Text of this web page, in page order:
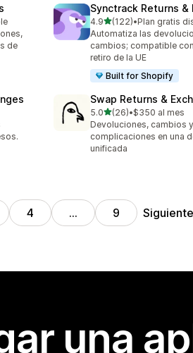
de
Synctrack Returns &
4.9de 5 estrellas
(122)
122 reseñas en total
•Plan gratis
Automatiza las
cambios; compatible
retiro de la UE
Built for Shopify
Swap Returns &
5.0de 5 estrellas
(26)
26 reseñas en total
•$350 al mes
Devoluciones, cambios
complicaciones en una
unificada
4 … 9 Siguiente
una